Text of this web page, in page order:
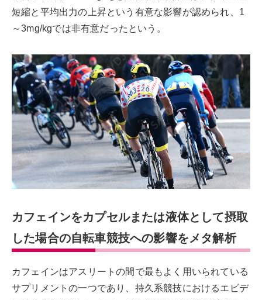
短縮と平均出力の上昇という有意な影響が認められ、1
～3mg/kgでは非有意だったという。
カフェインをカプセルまたは液体として摂取
した場合の自転車競技への影響をメタ解析
カフェインはアスリートの間で最もよく用いられている
サプリメントの一つであり、持久系競技におけるエビデ